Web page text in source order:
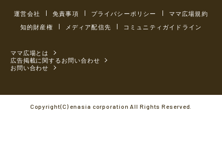
運営会社 免責事項 プライバシーポリシー
ママ広場規約
知的財産権
メディア配信先 コミュニティガイドライン
ママ広場とは
広告掲載に関するお問い合わせ
お問い合わせ
Copyright(C) enasia corporation All Rights Reserved.